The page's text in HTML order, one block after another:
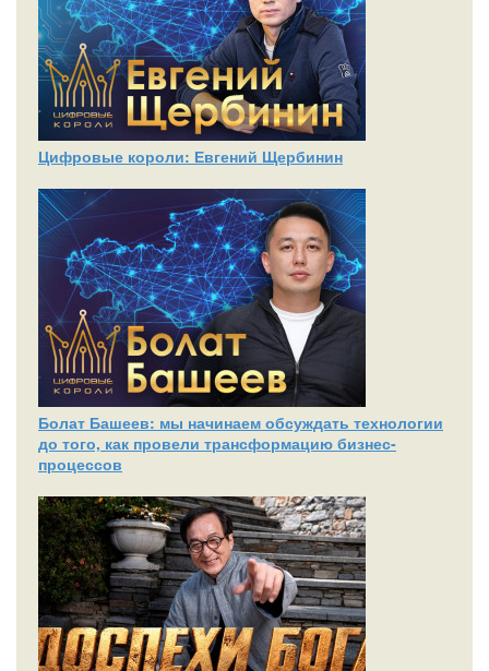
Цифровые короли: Евгений Щербинин
Болат Башеев: мы начинаем обсуждать технологии
до того, как провели трансформацию бизнес-
процессов